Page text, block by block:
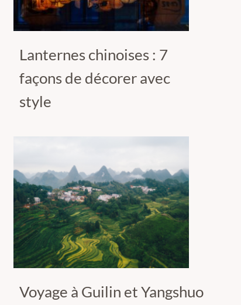
Lanternes chinoises : 7
façons de décorer avec
style
Voyage à Guilin et Yangshuo